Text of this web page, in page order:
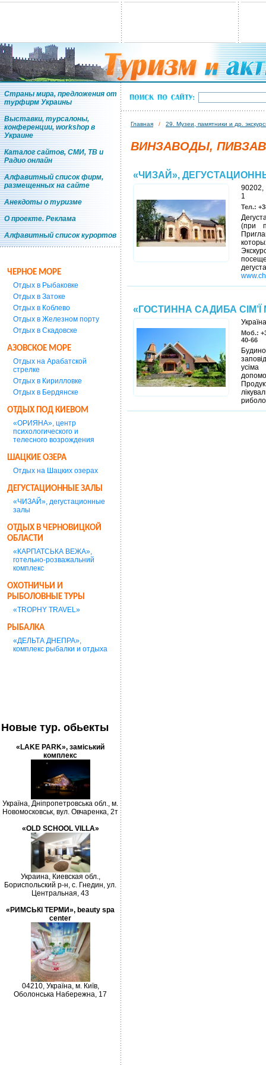
Страны мира, предложения от
турфирм Украины
Выставки, турсалоны,
конференции, workshop в
Украине
Каталог сайтов, СМИ, ТВ и
Радио онлайн
Алфавитный список фирм,
размещенных на сайте
Анекдоты о туризме
О проекте. Реклама
Алфавитный список курортов
ЧЕРНОЕ МОРЕ
Отдых в Рыбаковке
Отдых в Затоке
Отдых в Коблево
Отдых в Железном порту
Отдых в Скадовске
АЗОВСКОЕ МОРЕ
Отдых на Арабатской
стрелке
Отдых в Кирилловке
Отдых в Бердянске
ОТДЫХ ПОД КИЕВОМ
«ОРИЯНА», центр
психологического и
телесного возрождения
ШАЦКИЕ ОЗЕРА
Отдых на Шацких озерах
ДЕГУСТАЦИОННЫЕ ЗАЛЫ
«ЧИЗАЙ», дегустационные
залы
ОТДЫХ В ЧЕРНОВИЦКОЙ
ОБЛАСТИ
«КАРПАТСЬКА ВЕЖА»,
готельно-розважальний
комплекс
ОХОТНИЧЬИ И
РЫБОЛОВНЫЕ ТУРЫ
«TROPHY TRAVEL»
РЫБАЛКА
«ДЕЛЬТА ДНЕПРА»,
комплекс рыбалки и отдыха
Новые тур. обьекты
«LAKE PARK», заміський
комплекс
Україна, Дніпропетровська обл., м.
Новомосковськ, вул. Овчаренка, 2т
«OLD SCHOOL VILLA»
Украина, Киевская обл.,
Бориспольский р-н, с. Гнедин, ул.
Центральная, 43
«РИМСЬКІ ТЕРМИ», beauty spa
center
04210, Україна, м. Київ,
Оболонська Набережна, 17
Главная / 29. Музеи, памятники и др.
ВИНЗАВОДЫ,
«ЧИЗАЙ»,
90202,
1
Тел.:
(при
«ГОСТИННА САДИБА
Моб.:
40-66
усіма